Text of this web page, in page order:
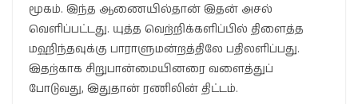
மூகம். இந்த ஆணையில்தான் இதன் அசல்
வெளிப்பட்டது. யுத்த வெற்றிக்களிப்பில் திளைத்த
மஹிந்தவுக்கு பாராளுமன்றத்திலே பதிலளிப்பது.
இதற்காக சிறுபான்மையினரை வளைத்துப்
போடுவது, இதுதான் ரணிலின் திட்டம்.